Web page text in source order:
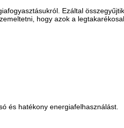
Ezáltal
hogy azok a
és hatékony energiafelhasználást.